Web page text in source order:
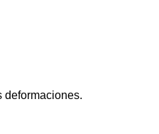
deformaciones.